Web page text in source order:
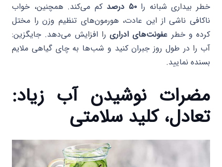
خطر بیداری شبانه را۵۰ درصد
کم می‌کند. همچنین، خواب
ناکافی ناشی از این عادت، هورمون‌های تنظیم وزن را مختل
کرده و خطر عفونت‌های ادراری را افزایش می‌دهد. جایگزین:
آب را در طول روز جبران کنید و شب‌ها به چای گیاهی ملایم
بسنده نمایید.
مضرات نوشیدن آب زیاد:
تعادل، کلید سلامتی